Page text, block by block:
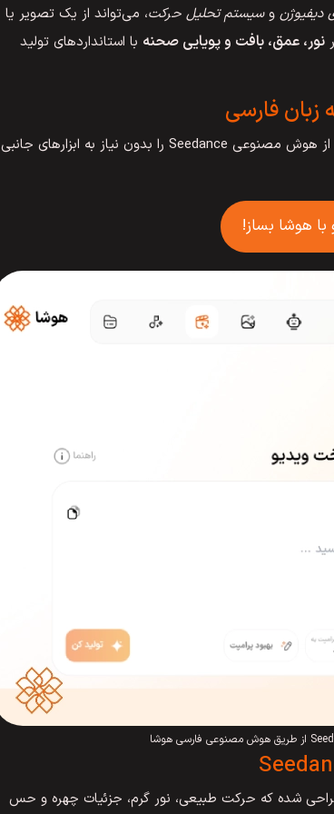
دیفیوژن وسیستم تحلیل حرکت، می‌تواند از یک تصویر یا
نور، عمق، بافت و پویایی صحنه با استانداردهای تولید
امکان استفاده مستقیم از هوش مصنوعی Seedance را بدون نیاز به ابزارهای جانبی
با هوشا بساز!
شده که حرکت طبیعی، نور گرم، جزئیات چهره و حس